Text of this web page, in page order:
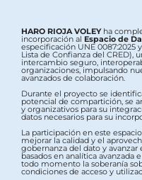
HARO RIOJA VOLEYha
incorporación al Espacio de
especificación UNE 0087:2025
Lista de Confianza del CRED),
intercambio seguro,
organizaciones, impulsando
avanzados de colaboración.
Durante el proyecto se
potencial de compartición, se
y organizativos para su
datos necesarios para su
La participación en este
mejorar la calidad y el
gobernanza del dato y avanzar
basados en analítica
todo momento la soberanía
condiciones de acceso y